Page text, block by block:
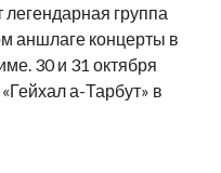
группа
аншлаге концерты в
30 и 31 октября
а-Тарбут» в